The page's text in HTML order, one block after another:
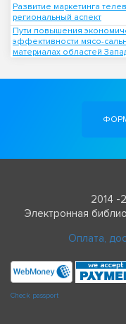
Развитие маркетинга
региональный аспект
Пути повышения
эффективности мясо-
материалах областей
2014 -
Электронная
Оплата,
Check passport